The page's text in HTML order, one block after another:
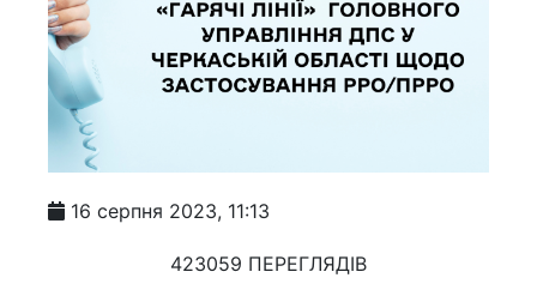
16 серпня 2023, 11:13
423059 ПЕРЕГЛЯДІВ